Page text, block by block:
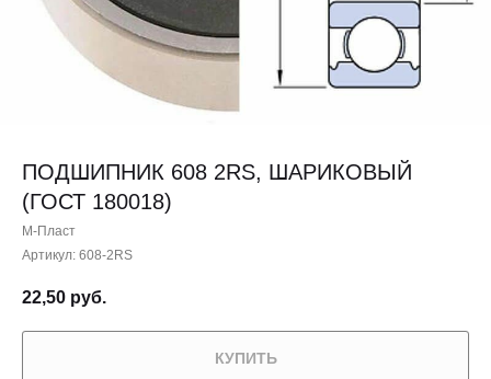
ПОДШИПНИК 608 2RS, ШАРИКОВЫЙ
(ГОСТ 180018)
М-Пласт
Артикул: 608-2RS
22,50 руб.
КУПИТЬ